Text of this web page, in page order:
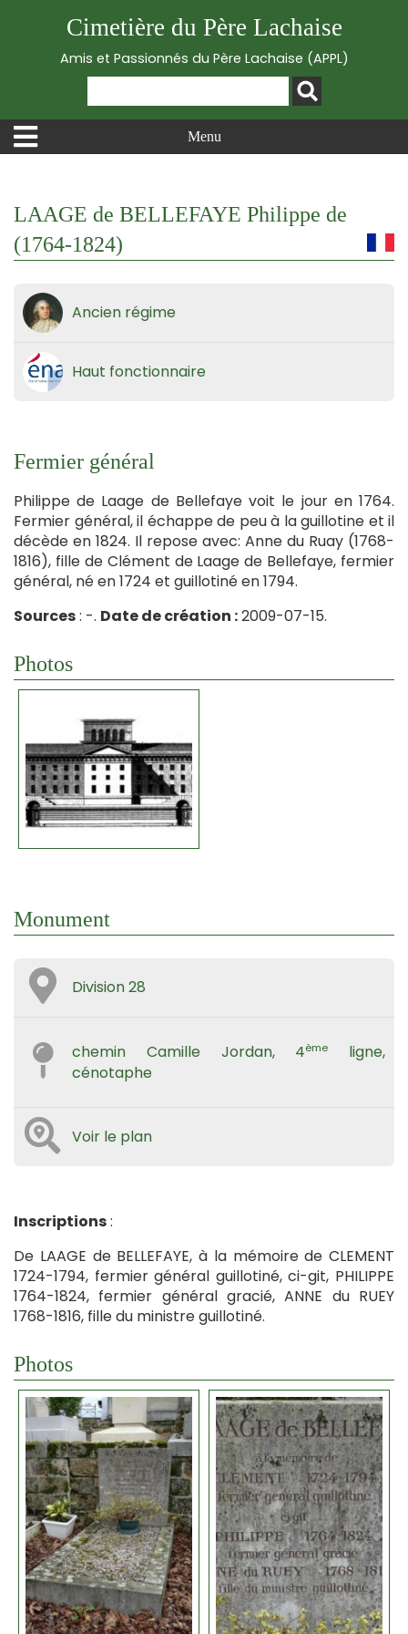
Cimetière du Père Lachaise
Amis et Passionnés du Père Lachaise (APPL)
Menu
LAAGE de BELLEFAYE Philippe de
(1764-1824)
Ancien régime
Haut fonctionnaire
Fermier général
Philippe de Laage de Bellefaye voit le jour en 1764.
Fermier général, il échappe de peu à la guillotine et il
décède en 1824. Il repose avec: Anne du Ruay (1768-
1816), fille de Clément de Laage de Bellefaye, fermier
général, né en 1724 et guillotiné en 1794.
Sources: -. Date de création :2009-07-15.
Photos
Monument
Division 28
chemin Camille Jordan, 4ème
ligne,
cénotaphe
Voir le plan
Inscriptions:
De LAAGE de BELLEFAYE, à la mémoire de CLEMENT
1724-1794, fermier général guillotiné, ci-git, PHILIPPE
1764-1824, fermier général gracié, ANNE du RUEY
1768-1816, fille du ministre guillotiné.
Photos